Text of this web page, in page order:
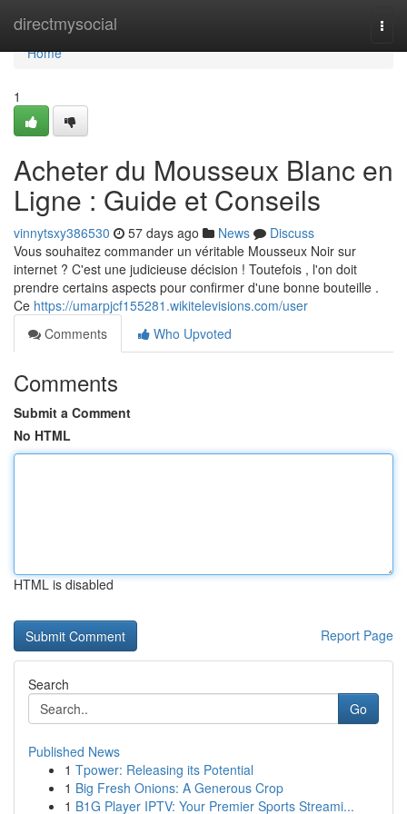
directmysocial
Home
Home
1
Acheter du Mousseux Blanc en
Ligne : Guide et Conseils
vinnytsxy386530 57 days ago News
Discuss
Vous souhaitez commander un véritable Mousseux Noir sur
internet ? C'est une judicieuse décision ! Toutefois , l'on doit
prendre certains aspects pour confirmer d'une bonne bouteille .
Ce https://umarpjcf155281.wikitelevisions.com/user
Comments
Who Upvoted
Comments
Submit a Comment
No HTML
HTML is disabled
Report Page
Search
Go
Published News
1 Tpower: Releasing its Potential
1 Big Fresh Onions: A Generous Crop
1 B1G Player IPTV: Your Premier Sports Streami...